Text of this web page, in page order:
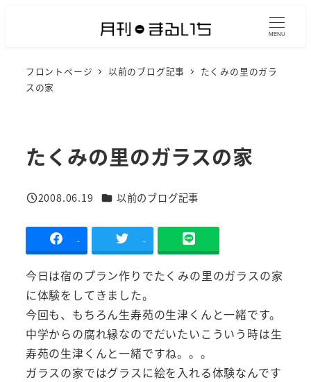
MENU
フロントページ 以前のブログ記事
たくみの里のガラ
スの家
たくみの里のガラスの家
投稿日
2008.06.19 カテゴリー
以前のブログ記事
- -
今日は宿のプラン作りでたくみの里のガラスの家
に体験をしてきました。
今回も、もちろん生寿苑の生津くんと一緒です。
中学からの腐れ縁なのでだいたいこういう時は生
寿苑の生津くんと一緒ですね。。。
ガラスの家ではグラスに絵を入れる体験なんです